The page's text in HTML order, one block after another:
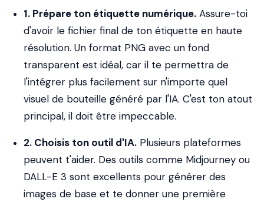
1. Prépare ton étiquette numérique. Assure-toi
d'avoir le fichier final de ton étiquette en haute
résolution. Un format PNG avec un fond
transparent est idéal, car il te permettra de
l'intégrer plus facilement sur n'importe quel
visuel de bouteille généré par l'IA. C'est ton atout
principal, il doit être impeccable.
2. Choisis ton outil d'IA. Plusieurs plateformes
peuvent t'aider. Des outils comme Midjourney ou
DALL-E 3 sont excellents pour générer des
images de base et te donner une première